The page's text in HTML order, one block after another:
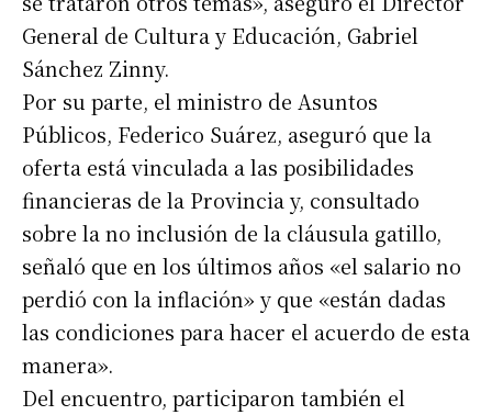
Apellidos
Número de teléfono
General de Cultura y Educación, Gabriel
Sánchez Zinny.
Por su parte, el ministro de Asuntos
Públicos, Federico Suárez, aseguró que la
oferta está vinculada a las posibilidades
financieras de la Provincia y, consultado
sobre la no inclusión de la cláusula gatillo,
señaló que en los últimos años «el salario no
perdió con la inflación» y que «están dadas
las condiciones para hacer el acuerdo de esta
manera».
Del encuentro, participaron también el